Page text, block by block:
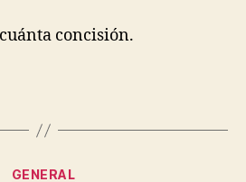
concisión.
Categorías
GENERAL